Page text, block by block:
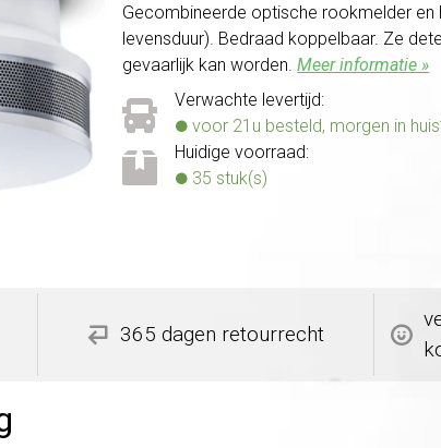
Gecombineerde optische rookmelder
levensduur). Bedraad koppelbaar. Ze
gevaarlijk kan worden.Meer informatie »
Verwachte levertijd:
voor 21u besteld, morgen in
Huidige voorraad:
35 stuk(s)
365 dagen retourrecht